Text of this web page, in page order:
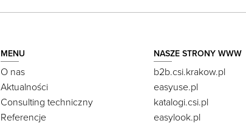
MENU
O nas
Aktualności
Consulting techniczny
Referencje
NASZE STRONY WWW
b2b.csi.krakow.pl
easyuse.pl
katalogi.csi.pl
easylook.pl